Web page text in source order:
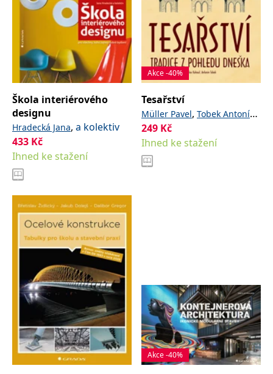
Škola interiérového
designu
Hradecká Jana, a kolektiv
433 Kč
Ihned ke stažení
Akce -40%
Tesařství
Müller Pavel, Tobek Antonín,
Kohout Jaroslav
249 Kč
Ihned ke stažení
Akce -40%